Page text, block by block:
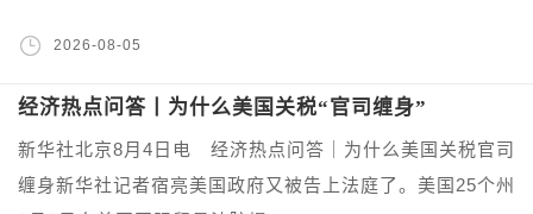
2026-08-05
经济热点问答丨为什么美国关税“官司缠身”
新华社北京8月4日电 经济热点问答｜为什么美国关税官司
缠身新华社记者宿亮美国政府又被告上法庭了。美国25个州